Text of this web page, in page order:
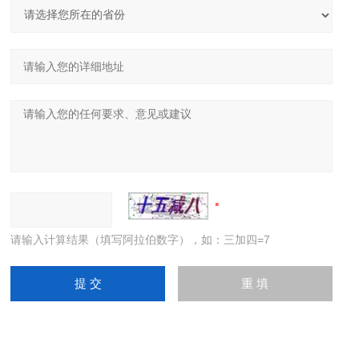
请输入计算结果（填写阿拉伯数字），如：三加四=7